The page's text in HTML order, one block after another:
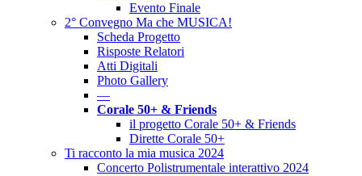
Evento Finale
2° Convegno Ma che MUSICA!
Scheda Progetto
Risposte Relatori
Atti Digitali
Photo Gallery
––
Corale 50+ & Friends
il progetto Corale 50+ & Friends
Dirette Corale 50+
Ti racconto la mia musica 2024
Concerto Polistrumentale interattivo 2024